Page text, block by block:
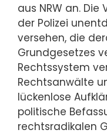
aus NRW an. Die
der Polizei
versehen, die
Grundgesetzes
Rechtssystem
Rechtsanwälte
lückenlose
politische
rechtsradikalen